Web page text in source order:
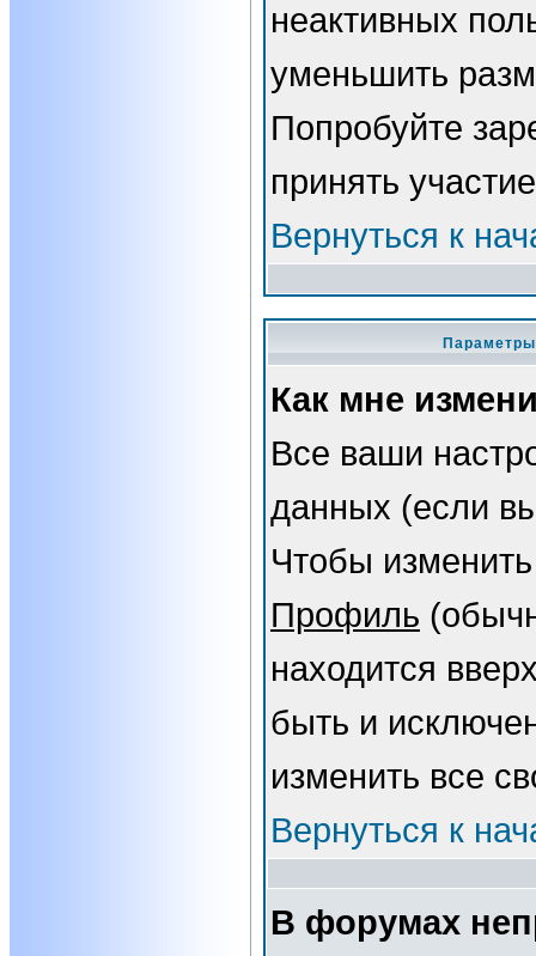
неактивных
уменьшить
Попробуйте
принять
Вернуться к
Как мне
Все ваши
данных (если
Чтобы
Профиль
находится
быть и
изменить все
Вернуться к
В форумах